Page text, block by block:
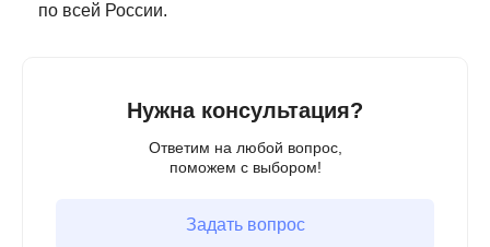
по всей России.
Нужна консультация?
Ответим на любой вопрос,
поможем с выбором!
Задать вопрос